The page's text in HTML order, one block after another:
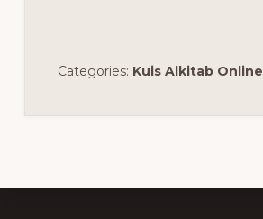
Categories: Kuis Alkitab Online